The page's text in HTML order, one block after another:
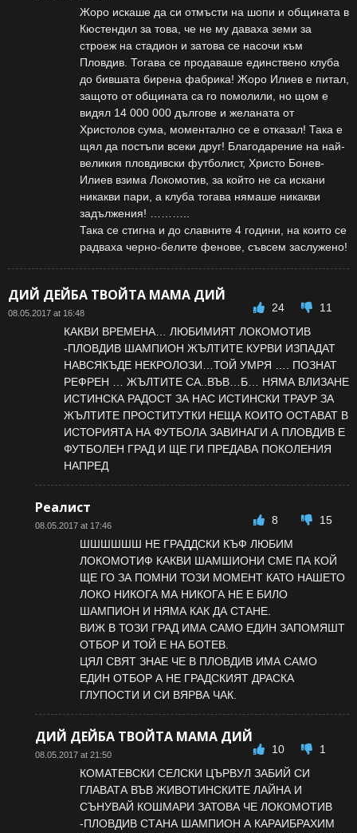
Жоро искаше да си отмъсти на шопи и общината в
Кюстендил за това, че не му даваха земи за
строеж на стадион и затова се насочи към
Пловдив. Тогава се продаваше единствено клуба
до бившата бирена фабрика! Жоро Илиев е питал,
защото от общината са го помолили, но щом е
видял 14 000 000 дългове и желаната от
Христолов сума, моментално се е отказал! Така е
щял да постъпи всеки друг! Благодарение на най-
великия пловдивски футболист, Христо Бонев-
Илиев взима Локомотив, за който не са искани
никакви пари, а клуба тогава нямаше никакви
задължения! ………..
Така се стигна и до славните 4 години, на които се
радваха черно-белите фенове, съвсем заслужено!
ДИЙ ДЕЙБА ТВОЙТА МАМА ДИЙ
08.05.2017 at 16:48 24
11
КАКВИ ВРЕМЕНА… ЛЮБИМИЯТ ЛОКОМОТИВ
-ПЛОВДИВ ШАМПИОН ЖЪЛТИТЕ КУРВИ ИЗПАДАТ
НАВСЯКЪДЕ НЕКРОЛОЗИ…ТОЙ УМРЯ …. ПОЗНАТ
РЕФРЕН … ЖЪЛТИТЕ СА..ВЪВ…Б… НЯМА ВЛИЗАНЕ
ИСТИНСКА РАДОСТ ЗА НАС ИСТИНСКИ ТРАУР ЗА
ЖЪЛТИТЕ ПРОСТИТУТКИ НЕЩА КОИТО ОСТАВАТ В
ИСТОРИЯТА НА ФУТБОЛА ЗАВИНАГИ А ПЛОВДИВ Е
ФУТБОЛЕН ГРАД И ЩЕ ГИ ПРЕДАВА ПОКОЛЕНИЯ
НАПРЕД
Реалист
08.05.2017 at 17:46 8
15
ШШШШШШ НЕ ГРАДДСКИ КЪФ ЛЮБИМ
ЛОКОМОТИФ КАКВИ ШАМШИОНИ СМЕ ПА КОЙ
ЩЕ ГО ЗА ПОМНИ ТОЗИ МОМЕНТ КАТО НАШЕТО
ЛОКО НИКОГА МА НИКОГА НЕ Е БИЛО
ШАМПИОН И НЯМА КАК ДА СТАНЕ.
ВИЖ В ТОЗИ ГРАД ИМА САМО ЕДИН ЗАПОМЯШТ
ОТБОР И ТОЙ Е НА БОТЕВ.
ЦЯЛ СВЯТ ЗНАЕ ЧЕ В ПЛОВДИВ ИМА САМО
ЕДИН ОТБОР А НЕ ГРАДСКИЯТ ДРАСКА
ГЛУПОСТИ И СИ ВЯРВА ЧАК.
ДИЙ ДЕЙБА ТВОЙТА МАМА ДИЙ
08.05.2017 at 21:50 10
1
КОМАТЕВСКИ СЕЛСКИ ЦЪРВУЛ ЗАБИЙ СИ
ГЛАВАТА ВЪВ ЖИВОТИНСКИТЕ ЛАЙНА И
СЪНУВАЙ КОШМАРИ ЗАТОВА ЧЕ ЛОКОМОТИВ
-ПЛОВДИВ СТАНА ШАМПИОН А КАРАИБРАХИМ